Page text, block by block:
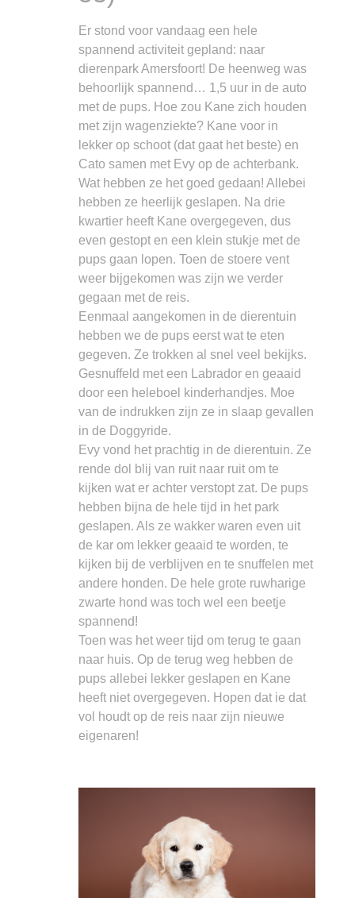
Er stond voor vandaag een hele
spannend activiteit gepland: naar
dierenpark Amersfoort! De heenweg was
behoorlijk spannend… 1,5 uur in de auto
met de pups. Hoe zou Kane zich houden
met zijn wagenziekte? Kane voor in
lekker op schoot (dat gaat het beste) en
Cato samen met Evy op de achterbank.
Wat hebben ze het goed gedaan! Allebei
hebben ze heerlijk geslapen. Na drie
kwartier heeft Kane overgegeven, dus
even gestopt en een klein stukje met de
pups gaan lopen. Toen de stoere vent
weer bijgekomen was zijn we verder
gegaan met de reis.
Eenmaal aangekomen in de dierentuin
hebben we de pups eerst wat te eten
gegeven. Ze trokken al snel veel bekijks.
Gesnuffeld met een Labrador en geaaid
door een heleboel kinderhandjes. Moe
van de indrukken zijn ze in slaap gevallen
in de Doggyride.
Evy vond het prachtig in de dierentuin. Ze
rende dol blij van ruit naar ruit om te
kijken wat er achter verstopt zat. De pups
hebben bijna de hele tijd in het park
geslapen. Als ze wakker waren even uit
de kar om lekker geaaid te worden, te
kijken bij de verblijven en te snuffelen met
andere honden. De hele grote ruwharige
zwarte hond was toch wel een beetje
spannend!
Toen was het weer tijd om terug te gaan
naar huis. Op de terug weg hebben de
pups allebei lekker geslapen en Kane
heeft niet overgegeven. Hopen dat ie dat
vol houdt op de reis naar zijn nieuwe
eigenaren!